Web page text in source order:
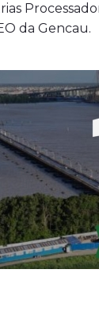
da Gencau.